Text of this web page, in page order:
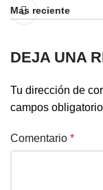
Mas reciente
DEJA UNA
Tu dirección de
campos
Comentario *